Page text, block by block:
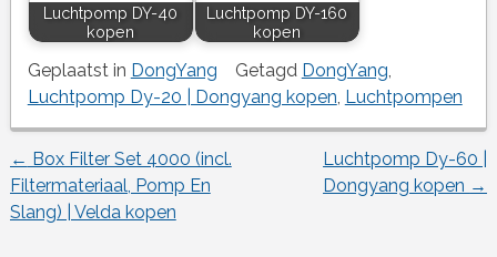
Luchtpomp DY-40
kopen
Luchtpomp DY-160
kopen
Geplaatst in DongYang Getagd DongYang,
Luchtpomp Dy-20 | Dongyang kopen, Luchtpompen
Berichtnavigatie
← Box Filter Set 4000 (incl.
Filtermateriaal, Pomp En
Slang) | Velda kopen
Luchtpomp Dy-60 |
Dongyang kopen →